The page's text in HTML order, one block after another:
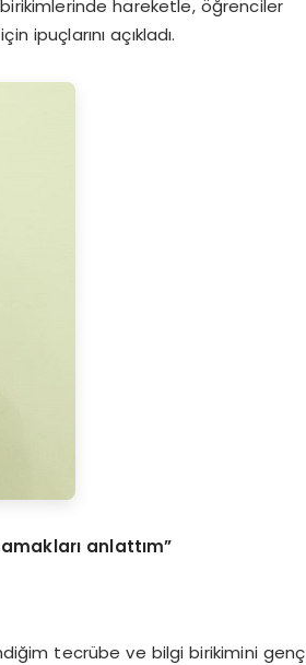
hareketle, öğrenciler
ipuçlarını açıkladı.
anlattım”
tecrübe ve bilgi birikimini genç